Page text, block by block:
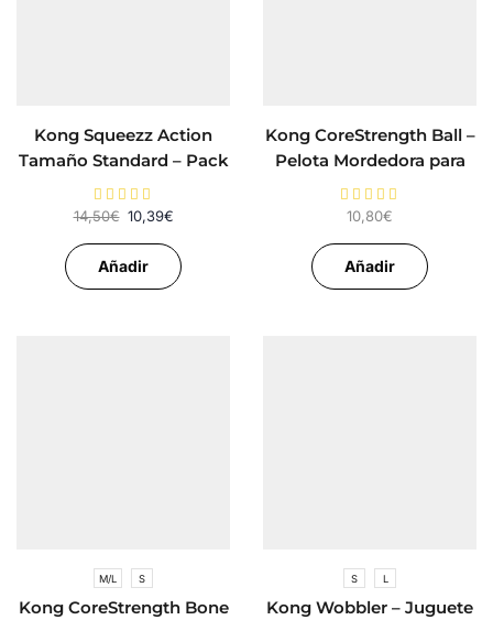
Kong Squeezz Action
Tamaño Standard – Pack
3 Pelotas para Perros
14,50€ 10,39€
Añadir
Kong CoreStrength Ball –
Pelota Mordedora para
Perros
10,80€
Añadir
M/L S
Kong CoreStrength Bone
S L
Kong Wobbler – Juguete